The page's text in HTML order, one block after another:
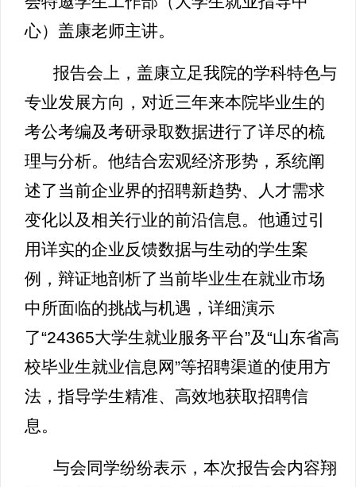
心）盖康老师主讲。
报告会上，盖康立足我院的学科特色与
专业发展方向，对近三年来本院毕业生的
考公考编及考研录取数据进行了详尽的梳
理与分析。他结合宏观经济形势，系统阐
述了当前企业界的招聘新趋势、人才需求
变化以及相关行业的前沿信息。他通过引
用详实的企业反馈数据与生动的学生案
例，辩证地剖析了当前毕业生在就业市场
中所面临的挑战与机遇，详细演示
了“24365大学生就业服务平台”及“山东省高
校毕业生就业信息网”等招聘渠道的使用方
法，指导学生精准、高效地获取招聘信
息。
与会同学纷纷表示，本次报告会内容翔